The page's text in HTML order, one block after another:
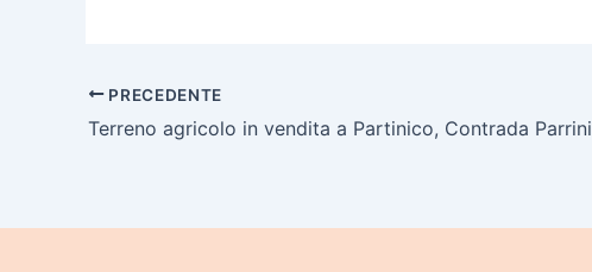
PRECEDENTE
Terreno agricolo in vendita a Partinico, Contrada Parrini